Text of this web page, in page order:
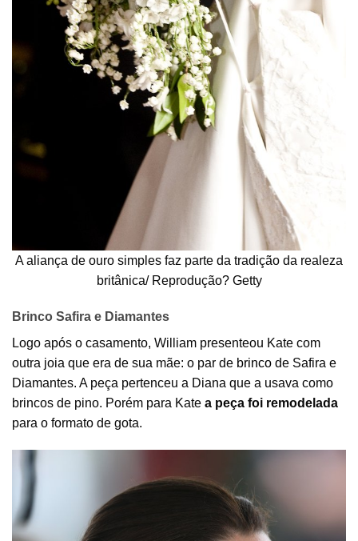
A aliança de ouro simples faz parte da tradição da realeza
britânica/ Reprodução? Getty
Brinco Safira e Diamantes
Logo após o casamento, William presenteou Kate com
outra joia que era de sua mãe: o par de brinco de Safira e
Diamantes. A peça pertenceu a Diana que a usava como
brincos de pino. Porém para Kate a peça foi remodelada
para o formato de gota.